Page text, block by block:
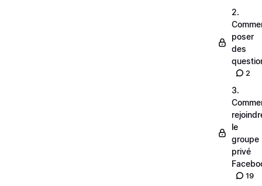
2.
poser
des
2
3.
le
groupe
privé
19